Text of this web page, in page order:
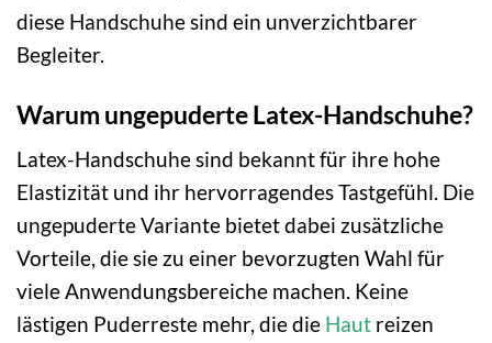
diese Handschuhe sind ein unverzichtbarer
Begleiter.
Warum ungepuderte Latex-Handschuhe?
Latex-Handschuhe sind bekannt für ihre hohe
Elastizität und ihr hervorragendes Tastgefühl. Die
ungepuderte Variante bietet dabei zusätzliche
Vorteile, die sie zu einer bevorzugten Wahl für
viele Anwendungsbereiche machen. Keine
lästigen Puderreste mehr, die die Haut reizen